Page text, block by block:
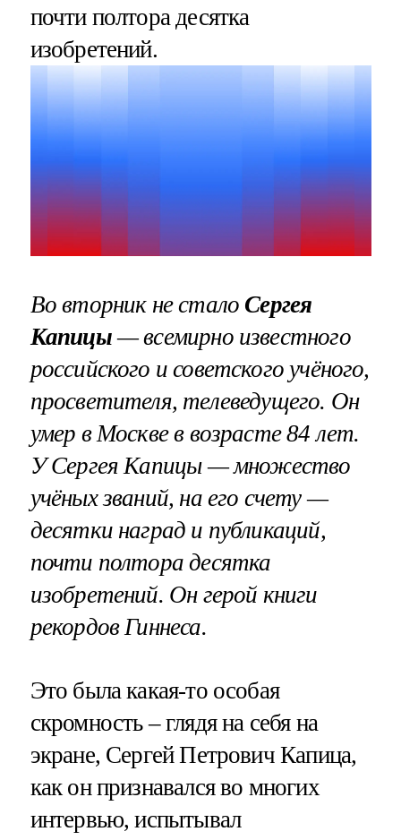
почти полтора десятка
изобретений.
Во вторник не стало Сергея
Капицы— всемирно известного
российского и советского учёного,
просветителя, телеведущего. Он
умер в Москве в возрасте 84 лет.
У Сергея Капицы — множество
учёных званий, на его счету —
десятки наград и публикаций,
почти полтора десятка
изобретений. Он герой книги
рекордов Гиннеса.
Это была какая-то особая
скромность – глядя на себя на
экране, Сергей Петрович Капица,
как он признавался во многих
интервью, испытывал